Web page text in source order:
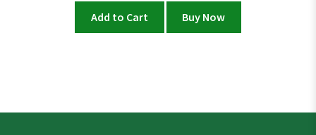
Add to Cart Buy Now